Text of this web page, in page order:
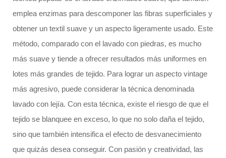
emplea enzimas para descomponer las fibras superficiales y
obtener un textil suave y un aspecto ligeramente usado. Este
método, comparado con el lavado con piedras, es mucho
más suave y tiende a ofrecer resultados más uniformes en
lotes más grandes de tejido. Para lograr un aspecto vintage
más agresivo, puede considerar la técnica denominada
lavado con lejía. Con esta técnica, existe el riesgo de que el
tejido se blanquee en exceso, lo que no solo daña el tejido,
sino que también intensifica el efecto de desvanecimiento
que quizás desea conseguir. Con pasión y creatividad, las